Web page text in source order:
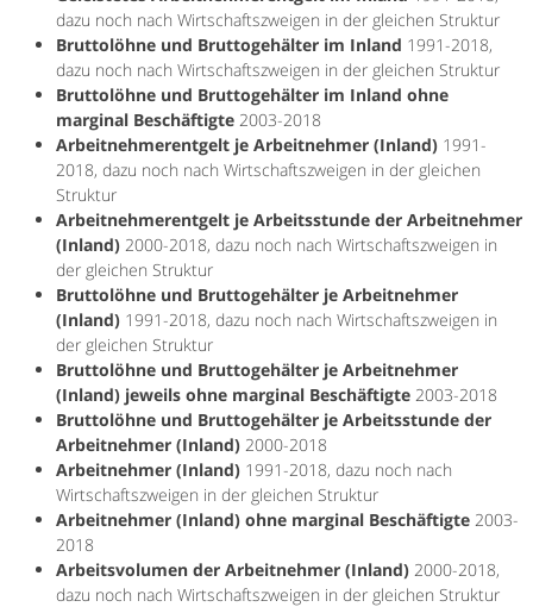
dazu noch nach Wirtschaftszweigen in der gleichen Struktur
Bruttolöhne und Bruttogehälter im Inland 1991-2018,
dazu noch nach Wirtschaftszweigen in der gleichen Struktur
Bruttolöhne und Bruttogehälter im Inland ohne
marginal Beschäftigte 2003-2018
Arbeitnehmerentgelt je Arbeitnehmer (Inland) 1991-
2018, dazu noch nach Wirtschaftszweigen in der gleichen
Struktur
Arbeitnehmerentgelt je Arbeitsstunde der Arbeitnehmer
(Inland) 2000-2018, dazu noch nach Wirtschaftszweigen in
der gleichen Struktur
Bruttolöhne und Bruttogehälter je Arbeitnehmer
(Inland) 1991-2018, dazu noch nach Wirtschaftszweigen in
der gleichen Struktur
Bruttolöhne und Bruttogehälter je Arbeitnehmer
(Inland) jeweils ohne marginal Beschäftigte 2003-2018
Bruttolöhne und Bruttogehälter je Arbeitsstunde der
Arbeitnehmer (Inland) 2000-2018
Arbeitnehmer (Inland) 1991-2018, dazu noch nach
Wirtschaftszweigen in der gleichen Struktur
Arbeitnehmer (Inland) ohne marginal Beschäftigte 2003-
2018
Arbeitsvolumen der Arbeitnehmer (Inland) 2000-2018,
dazu noch nach Wirtschaftszweigen in der gleichen Struktur